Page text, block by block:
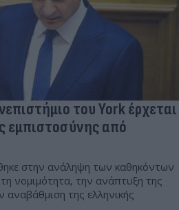
του York έρχεται
εμπιστοσύνης από
στην ανάληψη των καθηκόντων
νομιμότητα, την ανάπτυξη της
της ελληνικής